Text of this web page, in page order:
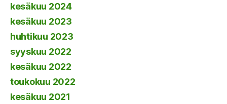
kesäkuu 2024
kesäkuu 2023
huhtikuu 2023
syyskuu 2022
kesäkuu 2022
toukokuu 2022
kesäkuu 2021